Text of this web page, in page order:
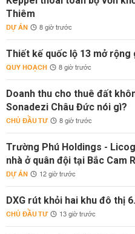
Thiêm
DỰ ÁN 8 giờ trước
Thiết kế quốc lộ 13 mở rộng
QUY HOẠCH 8 giờ trước
Doanh thu cho thuê đất
Sonadezi Châu Đức nói gì?
CHỦ ĐẦU TƯ 8 giờ trước
Trường Phú Holdings -
nhà ở quân đội tại Bắc Cam
DỰ ÁN 12 giờ trước
DXG rút khỏi hai khu đô thị
CHỦ ĐẦU TƯ 13 giờ trước